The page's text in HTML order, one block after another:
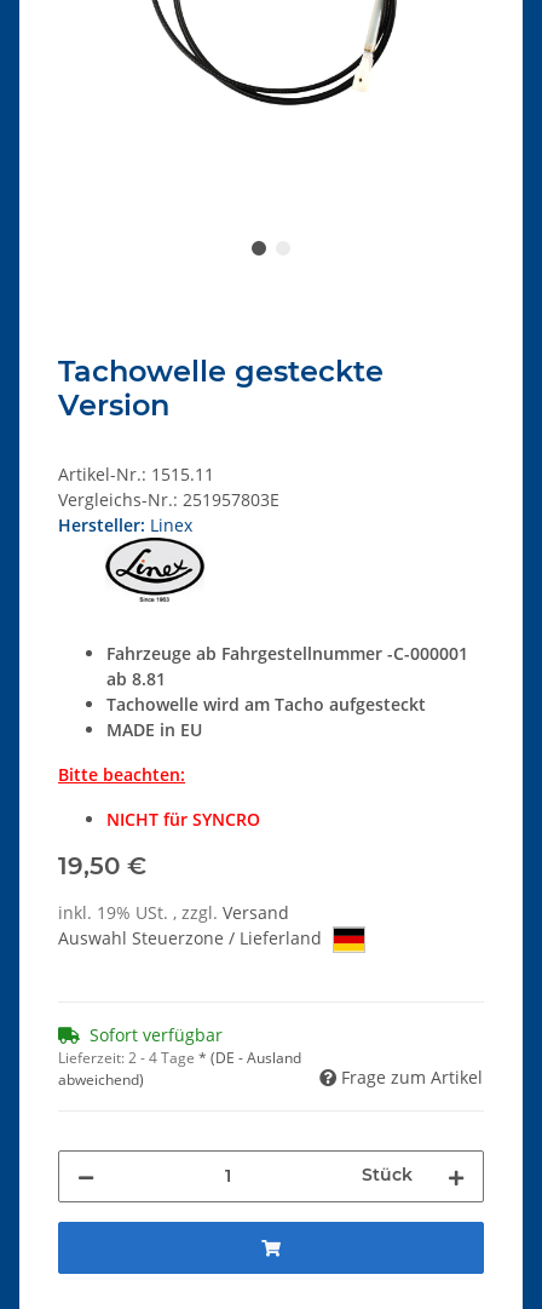
Tachowelle gesteckte
Version
Artikel-Nr.: 1515.11
Vergleichs-Nr.: 251957803E
Hersteller: Linex
Fahrzeuge ab Fahrgestellnummer -C-000001
ab 8.81
Tachowelle wird am Tacho aufgesteckt
MADE in EU
Bitte beachten:
NICHT für SYNCRO
19,50 €
inkl. 19% USt. , zzgl. Versand
Auswahl Steuerzone / Lieferland
Sofort verfügbar
Lieferzeit:2 - 4 Tage * (DE - Ausland
abweichend)
Frage zum Artikel
Stück